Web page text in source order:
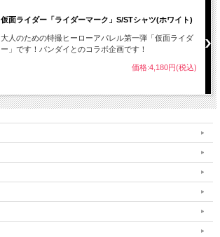
仮面ライダー「ライダーマーク」S/STシャツ(ホワイト)
大人のための特撮ヒーローアパレル第一弾「仮面ライダ
ー」です！バンダイとのコラボ企画です！
価格:4,180円(税込)